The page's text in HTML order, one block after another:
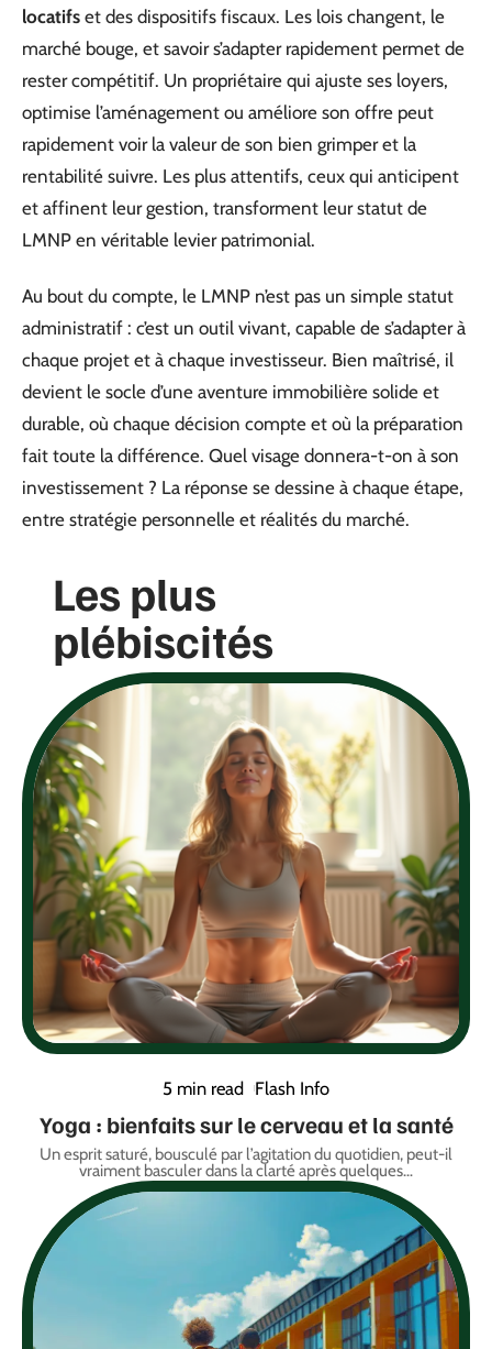
locatifs et des dispositifs fiscaux. Les lois changent, le
marché bouge, et savoir s’adapter rapidement permet de
rester compétitif. Un propriétaire qui ajuste ses loyers,
optimise l’aménagement ou améliore son offre peut
rapidement voir la valeur de son bien grimper et la
rentabilité suivre. Les plus attentifs, ceux qui anticipent
et affinent leur gestion, transforment leur statut de
LMNP en véritable levier patrimonial.
Au bout du compte, le LMNP n’est pas un simple statut
administratif : c’est un outil vivant, capable de s’adapter à
chaque projet et à chaque investisseur. Bien maîtrisé, il
devient le socle d’une aventure immobilière solide et
durable, où chaque décision compte et où la préparation
fait toute la différence. Quel visage donnera-t-on à son
investissement ? La réponse se dessine à chaque étape,
entre stratégie personnelle et réalités du marché.
Les plus
plébiscités
5 min read Flash Info
Yoga : bienfaits sur le cerveau et la santé
Un esprit saturé, bousculé par l’agitation du quotidien, peut-il
vraiment basculer dans la clarté après quelques…